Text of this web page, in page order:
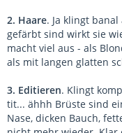
2. Haare. Ja klingt
gefärbt sind wirkt sie
macht viel aus - als
als mit langen glatten
3. Editieren. Klingt
tit... ähhh Brüste sind
Nase, dicken Bauch,